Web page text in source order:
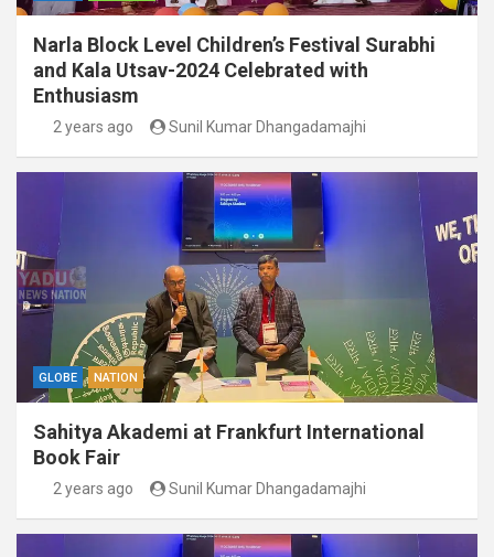
Narla Block Level Children’s Festival Surabhi
and Kala Utsav-2024 Celebrated with
Enthusiasm
2 years ago Sunil Kumar Dhangadamajhi
GLOBE NATION
Sahitya Akademi at Frankfurt International
Book Fair
2 years ago Sunil Kumar Dhangadamajhi